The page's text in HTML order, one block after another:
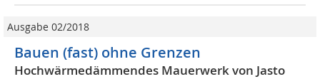
Ausgabe 02/2018
Bauen (fast) ohne Grenzen
Hochwärmedämmendes Mauerwerk von Jasto